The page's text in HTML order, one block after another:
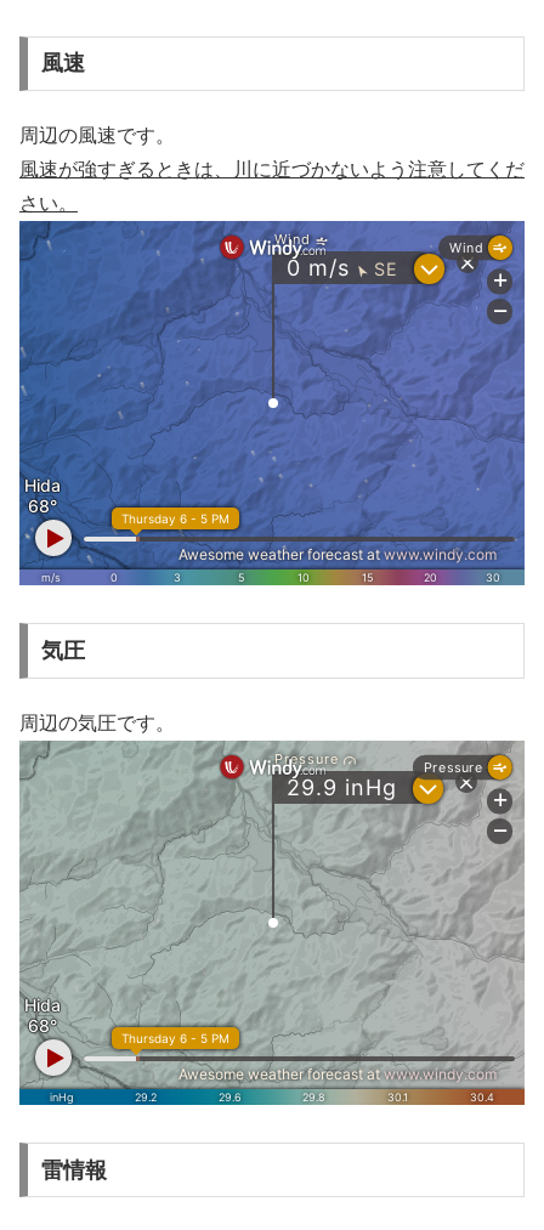
風速
周辺の風速です。
風速が強すぎるときは、川に近づかないよう注意してくだ
さい。
気圧
周辺の気圧です。
雷情報